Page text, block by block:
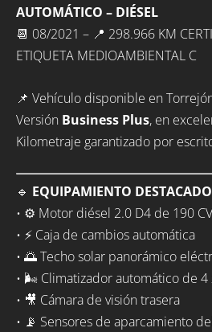
AUTOMÁTICO – DIÉSEL
📆 08/2021 – 📍 298.966 KM
ETIQUETA MEDIOAMBIENTAL C
📌 Vehículo disponible en
Versión Business Plus, en
Kilometraje garantizado por
🔹 EQUIPAMIENTO
• ⚙️ Motor diésel 2.0 D4 de 190
• ⚡ Caja de cambios automática
• 🌅 Techo solar panorámico
• 🌬️ Climatizador automático de 4
• 🎥 Cámara de visión trasera
• 📡 Sensores de aparcamiento